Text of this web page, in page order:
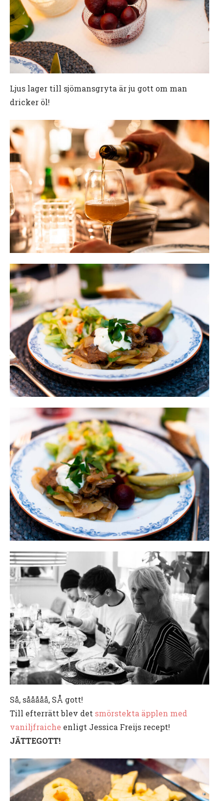
Ljus lager till sjömansgryta är ju gott om man
dricker öl!
Så, sååååå, SÅ gott!
Till efterrätt blev det smörstekta äpplen med
vaniljfraiche enligt Jessica Freijs recept!
JÄTTEGOTT!